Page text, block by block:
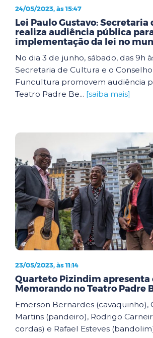
24/05/2023, às 15:47
Lei Paulo Gustavo: Secretaria
realiza audiência pública
implementação da lei no
No dia 3 de junho, sábado, das 9h
Secretaria de Cultura e o
Funcultura promovem audiência
Teatro Padre Be... [saiba mais]
23/05/2023, às 11:14
Quarteto Pizindim apresenta
Memorando no Teatro Padre
Emerson Bernardes (cavaquinho),
Martins (pandeiro), Rodrigo
cordas) e Rafael Esteves